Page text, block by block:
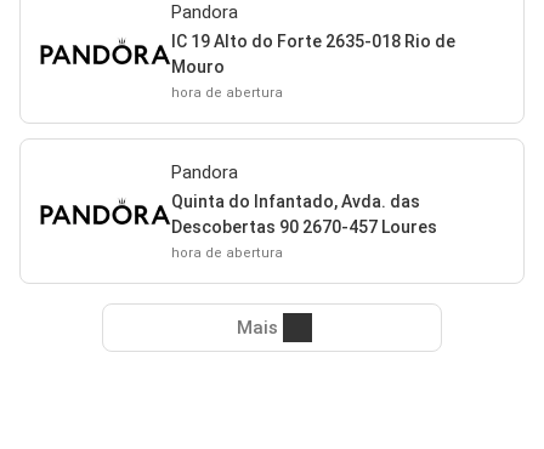
Pandora
IC 19 Alto do Forte 2635-018 Rio de
Mouro
hora de abertura
Pandora
Quinta do Infantado, Avda. das
Descobertas 90 2670-457 Loures
hora de abertura
Mais